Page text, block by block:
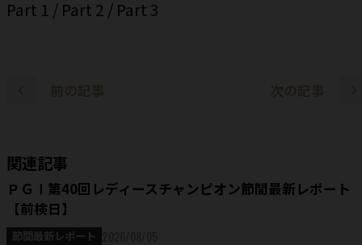
Part 1 / Part 2 / Part 3
前の記事 次の記事
関連記事
ＰＧⅠ第40回レディースチャンピオン節間最新レポート
【前検日】
節間最新レポート